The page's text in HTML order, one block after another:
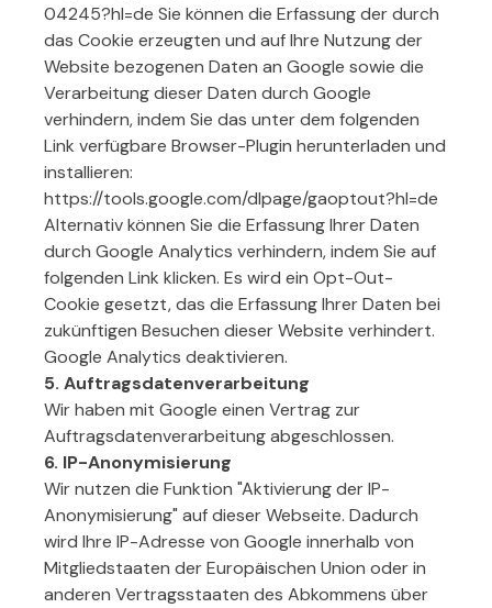
04245?hl=de Sie können die Erfassung der durch
das Cookie erzeugten und auf Ihre Nutzung der
Website bezogenen Daten an Google sowie die
Verarbeitung dieser Daten durch Google
verhindern, indem Sie das unter dem folgenden
Link verfügbare Browser-Plugin herunterladen und
installieren:
https://tools.google.com/dlpage/gaoptout?hl=de
Alternativ können Sie die Erfassung Ihrer Daten
durch Google Analytics verhindern, indem Sie auf
folgenden Link klicken. Es wird ein Opt-Out-
Cookie gesetzt, das die Erfassung Ihrer Daten bei
zukünftigen Besuchen dieser Website verhindert.
Google Analytics deaktivieren.
5. Auftragsdatenverarbeitung
Wir haben mit Google einen Vertrag zur
Auftragsdatenverarbeitung abgeschlossen.
6. IP-Anonymisierung
Wir nutzen die Funktion "Aktivierung der IP-
Anonymisierung" auf dieser Webseite. Dadurch
wird Ihre IP-Adresse von Google innerhalb von
Mitgliedstaaten der Europäischen Union oder in
anderen Vertragsstaaten des Abkommens über